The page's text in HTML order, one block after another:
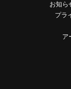
お知ら
プラ
ア